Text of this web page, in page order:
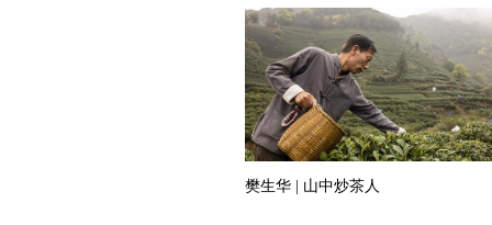
樊生华 | 山中炒茶人